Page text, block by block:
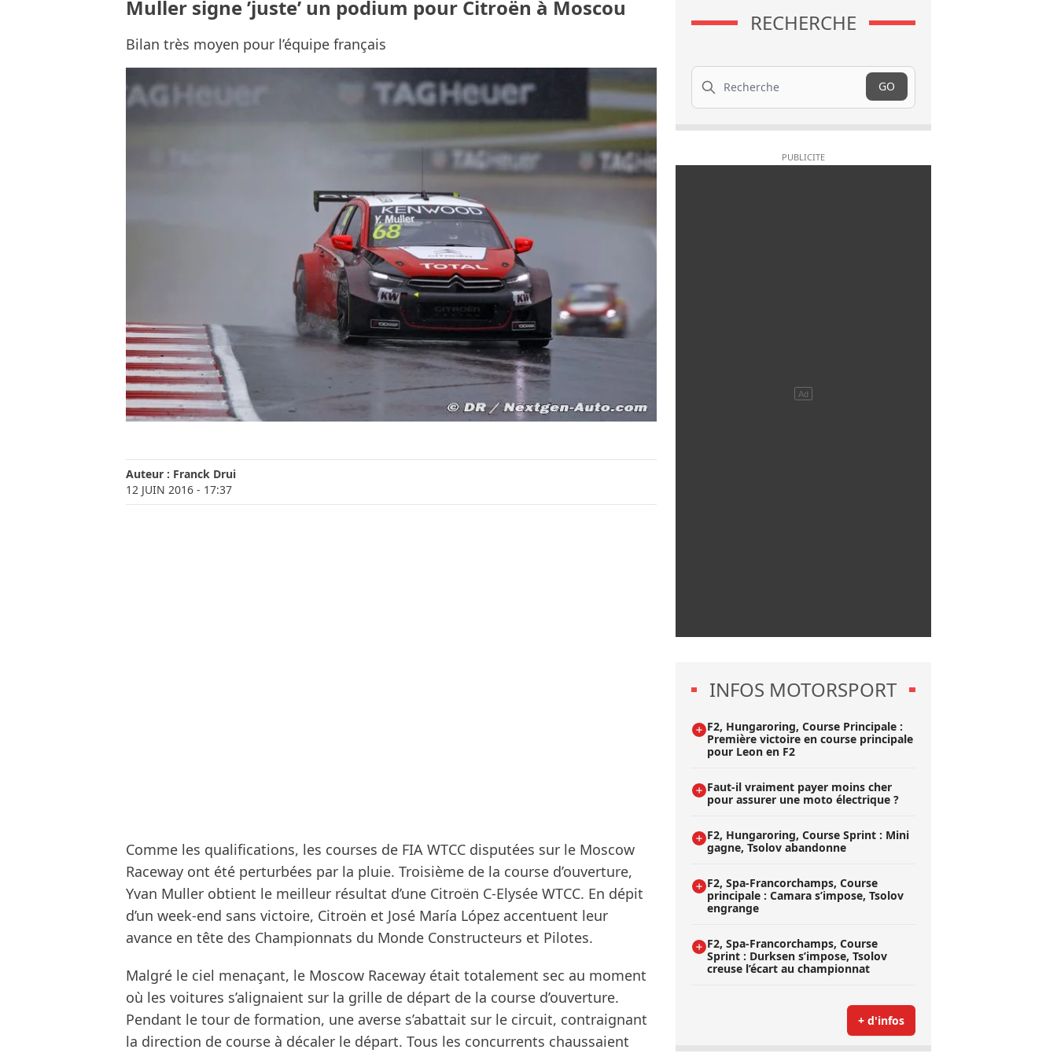
Muller signe ’juste’ un podium pour Citroën à Moscou
Bilan très moyen pour l’équipe français
Auteur : Franck Drui
12 JUIN 2016 - 17:37
Comme les qualifications, les courses de FIA WTCC disputées sur le Moscow
Raceway ont été perturbées par la pluie. Troisième de la course d’ouverture,
Yvan Muller obtient le meilleur résultat d’une Citroën C-Elysée WTCC. En dépit
d’un week-end sans victoire, Citroën et José María López accentuent leur
avance en tête des Championnats du Monde Constructeurs et Pilotes.
Malgré le ciel menaçant, le Moscow Raceway était totalement sec au moment
où les voitures s’alignaient sur la grille de départ de la course d’ouverture.
Pendant le tour de formation, une averse s’abattait sur le circuit, contraignant
la direction de course à décaler le départ. Tous les concurrents chaussaient
RECHERCHE
Recherche
GO
INFOS MOTORSPORT
F2, Hungaroring, Course Principale :
Première victoire en course principale
pour Leon en F2
Faut-il vraiment payer moins cher
pour assurer une moto électrique ?
F2, Hungaroring, Course Sprint : Mini
gagne, Tsolov abandonne
F2, Spa-Francorchamps, Course
principale : Camara s’impose, Tsolov
engrange
F2, Spa-Francorchamps, Course
Sprint : Durksen s’impose, Tsolov
creuse l’écart au championnat
+ d'infos